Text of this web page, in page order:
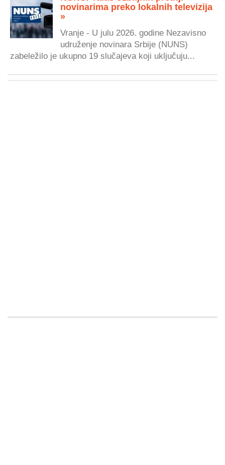
novinarima preko lokalnih televizija
»
Vranje - U julu 2026. godine Nezavisno
udruženje novinara Srbije (NUNS)
zabeležilo je ukupno 19 slučajeva koji uključuju...